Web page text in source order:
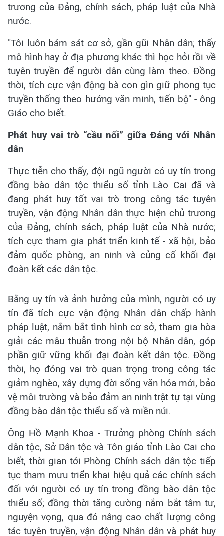
trương của Đảng, chính sách, pháp luật của Nhà
nước.
"Tôi luôn bám sát cơ sở, gần gũi Nhân dân; thấy
mô hình hay ở địa phương khác thì học hỏi rồi về
tuyên truyền để người dân cùng làm theo. Đồng
thời, tích cực vận động bà con gìn giữ phong tục
truyền thống theo hướng văn minh, tiến bộ" - ông
Giáo cho biết.
Phát huy vai trò “cầu nối” giữa Đảng với Nhân
dân
Thực tiễn cho thấy, đội ngũ người có uy tín trong
đồng bào dân tộc thiểu số tỉnh Lào Cai đã và
đang phát huy tốt vai trò trong công tác tuyên
truyền, vận động Nhân dân thực hiện chủ trương
của Đảng, chính sách, pháp luật của Nhà nước;
tích cực tham gia phát triển kinh tế - xã hội, bảo
đảm quốc phòng, an ninh và củng cố khối đại
đoàn kết các dân tộc.
Bằng uy tín và ảnh hưởng của mình, người có uy
tín đã tích cực vận động Nhân dân chấp hành
pháp luật, nắm bắt tình hình cơ sở, tham gia hòa
giải các mâu thuẫn trong nội bộ Nhân dân, góp
phần giữ vững khối đại đoàn kết dân tộc. Đồng
thời, họ đóng vai trò quan trọng trong công tác
giảm nghèo, xây dựng đời sống văn hóa mới, bảo
vệ môi trường và bảo đảm an ninh trật tự tại vùng
đồng bào dân tộc thiểu số và miền núi.
Ông Hồ Mạnh Khoa - Trưởng phòng Chính sách
dân tộc, Sở Dân tộc và Tôn giáo tỉnh Lào Cai cho
biết, thời gian tới Phòng Chính sách dân tộc tiếp
tục tham mưu triển khai hiệu quả các chính sách
đối với người có uy tín trong đồng bào dân tộc
thiểu số; đồng thời tăng cường nắm bắt tâm tư,
nguyện vọng, qua đó nâng cao chất lượng công
tác tuyên truyền, vận động Nhân dân và phát huy